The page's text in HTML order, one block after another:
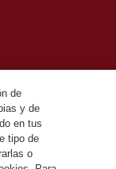
de
y de
en tus
tipo de
o